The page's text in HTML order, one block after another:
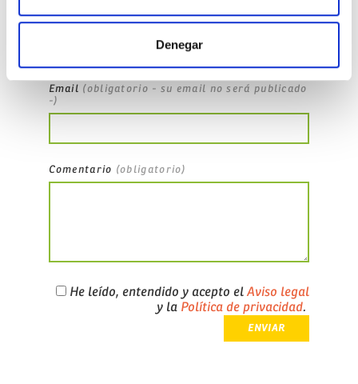
Denegar
Nombre(obligatorio)
Email (obligatorio - su email no será publicado
-)
Comentario (obligatorio)
He leído, entendido y acepto elAviso legal
y la Política de privacidad.